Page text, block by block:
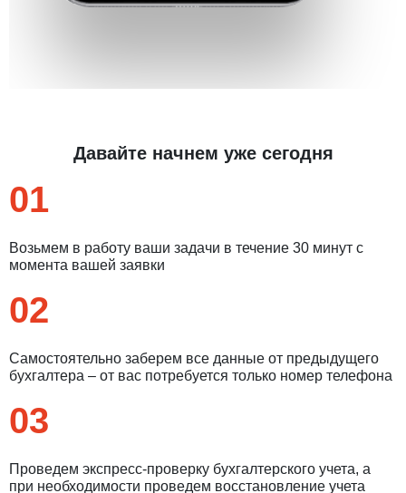
Давайте начнем уже сегодня
01
Возьмем в работу ваши задачи в течение 30 минут с
момента вашей заявки
02
Самостоятельно заберем все данные от предыдущего
бухгалтера – от вас потребуется только номер телефона
03
Проведем экспресс-проверку бухгалтерского учета, а
при необходимости проведем восстановление учета
Введите ваш номер телефона и мы вам
перезвоним!
ПринимаюПолитику конфиденциальности